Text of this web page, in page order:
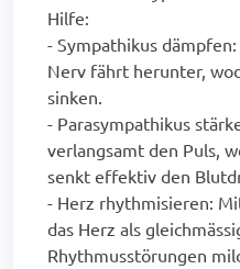
Hilfe:
- Sympathikus
Nerv fährt herunter,
sinken.
- Parasympathikus
verlangsamt den Puls,
senkt effektiv den
- Herz rhythmisieren:
das Herz als
Rhythmusstörungen